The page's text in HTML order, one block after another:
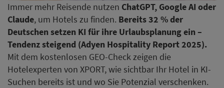
Immer mehr Reisende nutzen ChatGPT, Google AI oder
Claude, um Hotels zu finden. Bereits 32 % der
Deutschen setzen KI für ihre Urlaubsplanung ein –
Tendenz steigend (Adyen Hospitality Report 2025).
Mit dem kostenlosen GEO-Check zeigen die
Hotelexperten von XPORT, wie sichtbar Ihr Hotel in KI-
Suchen bereits ist und wo Sie Potenzial verschenken.